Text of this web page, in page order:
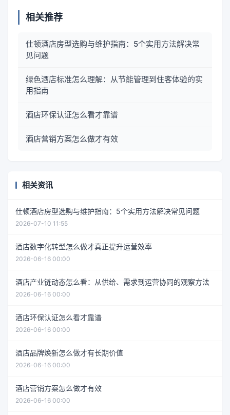
相关推荐
仕顿酒店房型选购与维护指南：5个实用方法解决常
见问题
绿色酒店标准怎么理解：从节能管理到住客体验的实
用指南
酒店环保认证怎么看才靠谱
酒店营销方案怎么做才有效
相关资讯
仕顿酒店房型选购与维护指南：5个实用方法解决常见问题
2026-07-10 11:55
酒店数字化转型怎么做才真正提升运营效率
2026-06-16 00:00
酒店产业链动态怎么看：从供给、需求到运营协同的观察方法
2026-06-16 00:00
酒店环保认证怎么看才靠谱
2026-06-16 00:00
酒店品牌焕新怎么做才有长期价值
2026-06-16 00:00
酒店营销方案怎么做才有效
2026-06-16 00:00